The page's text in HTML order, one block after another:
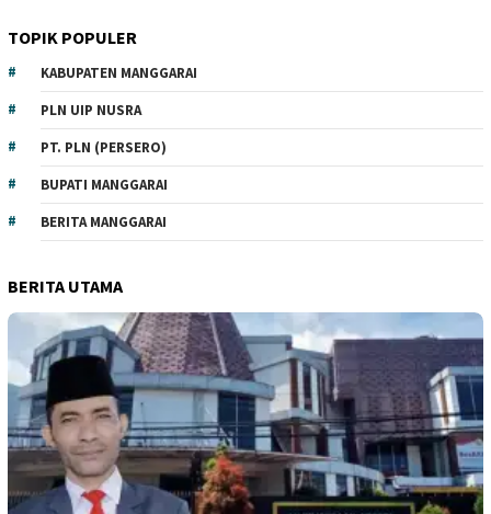
TOPIK POPULER
KABUPATEN MANGGARAI
PLN UIP NUSRA
PT. PLN (PERSERO)
BUPATI MANGGARAI
BERITA MANGGARAI
BERITA UTAMA